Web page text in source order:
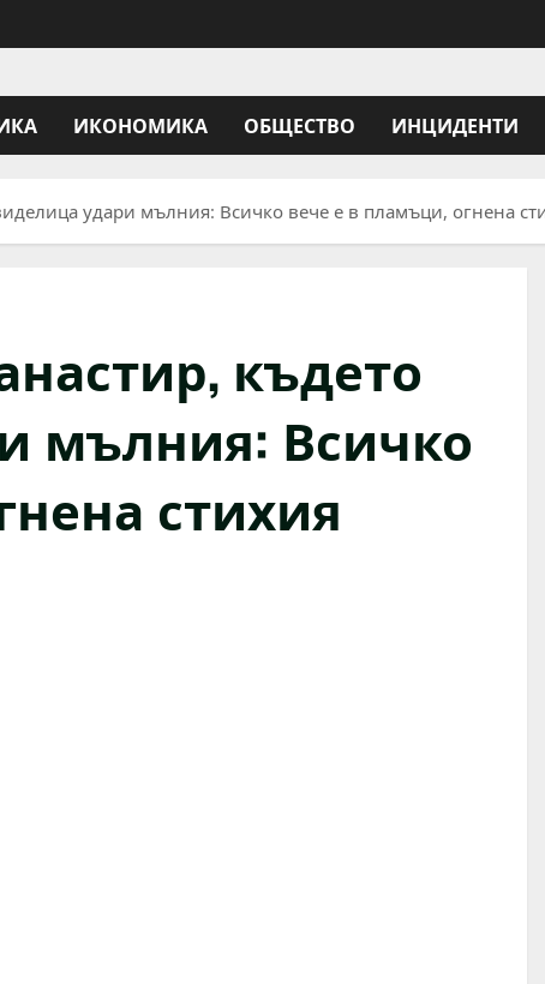
ИКОНОМИКА ОБЩЕСТВО ИНЦИДЕНТИ
удари мълния: Всичко вече е в пламъци, огнена
където
мълния: Всичко
стихия